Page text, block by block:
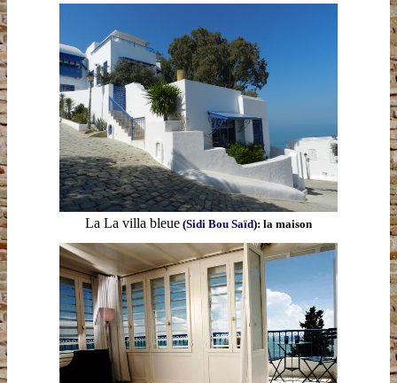
La La villa bleue (Sidi Bou Saïd): la maison